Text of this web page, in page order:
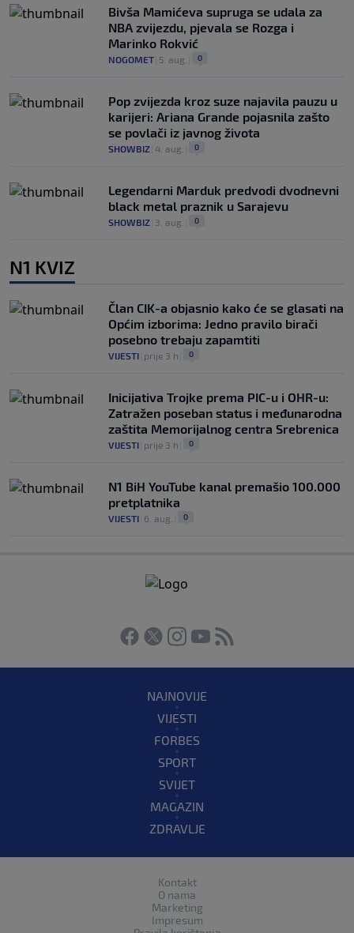
Bivša Mamićeva supruga se udala za
NBA zvijezdu, pjevala se Rozga i
Marinko Rokvić
NOGOMET 5. aug. 0
Pop zvijezda kroz suze najavila pauzu u
karijeri: Ariana Grande pojasnila zašto
se povlači iz javnog života
SHOWBIZ 4. aug. 0
Legendarni Marduk predvodi dvodnevni
black metal praznik u Sarajevu
SHOWBIZ 3. aug. 0
N1 KVIZ
Član CIK-a objasnio kako će se glasati na
Općim izborima: Jedno pravilo birači
posebno trebaju zapamtiti
VIJESTI prije 3 h 0
Inicijativa Trojke prema PIC-u i OHR-u:
Zatražen poseban status i međunarodna
zaštita Memorijalnog centra Srebrenica
VIJESTI prije 3 h 0
N1 BiH YouTube kanal premašio 100.000
pretplatnika
VIJESTI 6. aug. 0
NAJNOVIJE
VIJESTI
FORBES
SPORT
SVIJET
MAGAZIN
ZDRAVLJE
Kontakt
O nama
Marketing
Impresum